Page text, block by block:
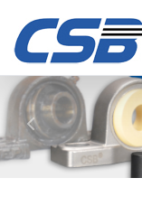
上一张